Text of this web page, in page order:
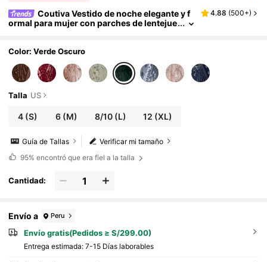
Coutiva Vestido de noche elegante y f
ormal para mujer con parches de lentejue
4.88 (500+)
Color: Verde Oscuro
Talla US
4 (S) 6 (M) 8/10(L) 12 (XL)
Verificar mi tamaño
Guía de Tallas
95% encontró que era fiel a la talla
Cantidad:
Envío a Peru
Envío gratis(Pedidos ≥ S/299.00)
Entrega estimada: 7-15 Días laborables